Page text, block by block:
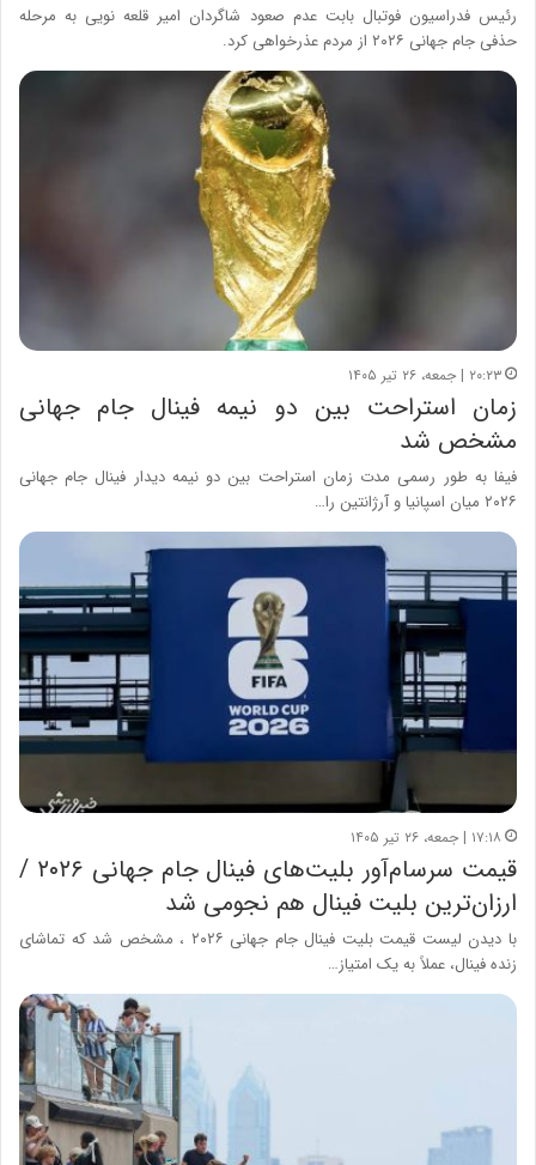
رئیس فدراسیون فوتبال بابت عدم صعود شاگردان امیر قلعه نویی به مرحله
حذفی جام جهانی ۲۰۲۶ از مردم عذرخواهی کرد.
۲۰:۲۳ | جمعه، ۲۶ تیر ۱۴۰۵
زمان استراحت بین دو نیمه فینال جام جهانی
مشخص شد
فیفا به طور رسمی مدت زمان استراحت بین دو نیمه دیدار فینال جام جهانی
۲۰۲۶ میان اسپانیا و آرژانتین را…
۱۷:۱۸ | جمعه، ۲۶ تیر ۱۴۰۵
قیمت‌ سرسام‌آور بلیت‌های فینال جام جهانی ۲۰۲۶ /
ارزان‌ترین بلیت فینال هم نجومی شد
با دیدن لیست قیمت بلیت فینال جام جهانی ۲۰۲۶ ، مشخص شد که تماشای
زنده فینال، عملاً به یک امتیاز…